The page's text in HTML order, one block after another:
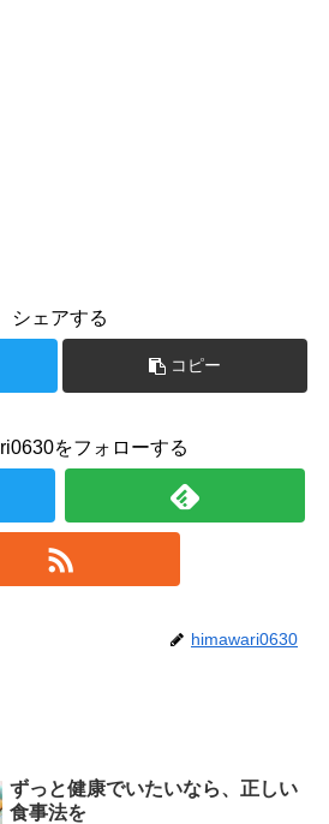
シェアする
コピー
をフォローする
himawari0630
ずっと健康でいたいなら、正しい
食事法を